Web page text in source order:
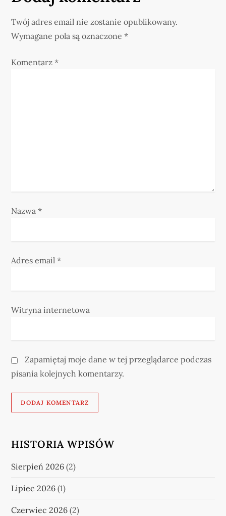
c
j
a
Twój adres email nie zostanie opublikowany.
Wymagane pola są oznaczone*
Komentarz*
Nazwa*
Adres email*
Witryna internetowa
Zapamiętaj moje dane w tej przeglądarce podczas
pisania kolejnych komentarzy.
HISTORIA WPISÓW
Sierpień 2026 (2)
Lipiec 2026 (1)
Czerwiec 2026 (2)